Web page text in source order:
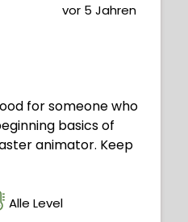
vor 5 Jahren
for someone who
basics of
animator. Keep
Alle Level